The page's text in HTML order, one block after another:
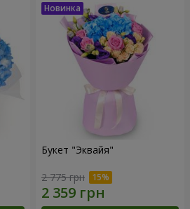
Букет "Эквайя"
2 775 грн